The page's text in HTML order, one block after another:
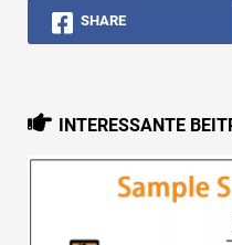
SHARE
INTERESSANTE